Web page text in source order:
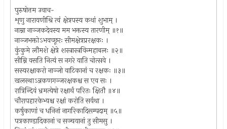
पुरुषोत्तम उवाच-
शृणु नारायणीश्रि त्वं क्षेत्रपस्य कथां शुभाम् ।
नाम्ना नाञ्जकदेवस्य मम भक्तस्य तारणीम् ॥१॥
नाञ्जभक्तोऽभवच्छूरः सीमक्षेत्रप्ररक्षकः ।
कुंकुमे लौमशे क्षेत्रे शस्त्रास्त्रविन्महाबलः ॥२॥
सीम्नि वसति नित्यं स नगरे याति चोत्सवे ।
सस्यरक्षाकरो नाञ्जो वाटिकानां च रक्षकः ॥३॥
खलस्थाऽन्नकणगञ्जरक्षकश्च स एव सः ।
रात्रिन्दिवं भ्रमत्येषो रक्षार्थं परितः क्षितौ ॥४॥
चौरापहारकेभ्यश्च रक्षां करोति सर्वथा ।
कर्षुकाणां च धनिनां नागरिकादिसम्पदाम् ॥५॥
पत्रकाण्डादिकानां च सञ्चयानां तु सीमसु ।